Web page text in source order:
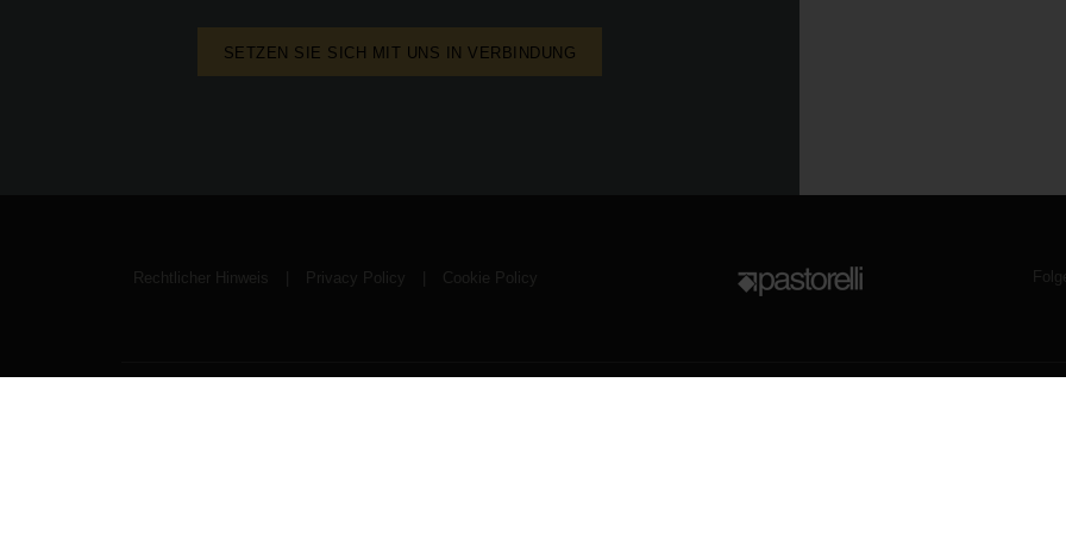
SETZEN SIE SICH MIT UNS IN VERBINDUNG
Rechtlicher Hinweis Privacy Policy Cookie Policy